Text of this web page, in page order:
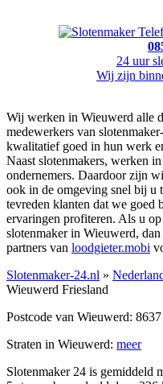
24 uur
Wij zijn
Wij werken in Wieuwerd alle
medewerkers van
kwalitatief goed in hun werk
Naast slotenmakers, werken
ondernemers. Daardoor zijn
ook in de omgeving snel bij u
tevreden klanten dat we goed
ervaringen profiteren. Als u
slotenmaker in Wieuwerd,
partners van loodgieter.mobi
Slotenmaker-24.nl »
Wieuwerd Friesland
Postcode van Wieuwerd: 8637
Straten in Wieuwerd: meer
Slotenmaker 24 is gemiddeld